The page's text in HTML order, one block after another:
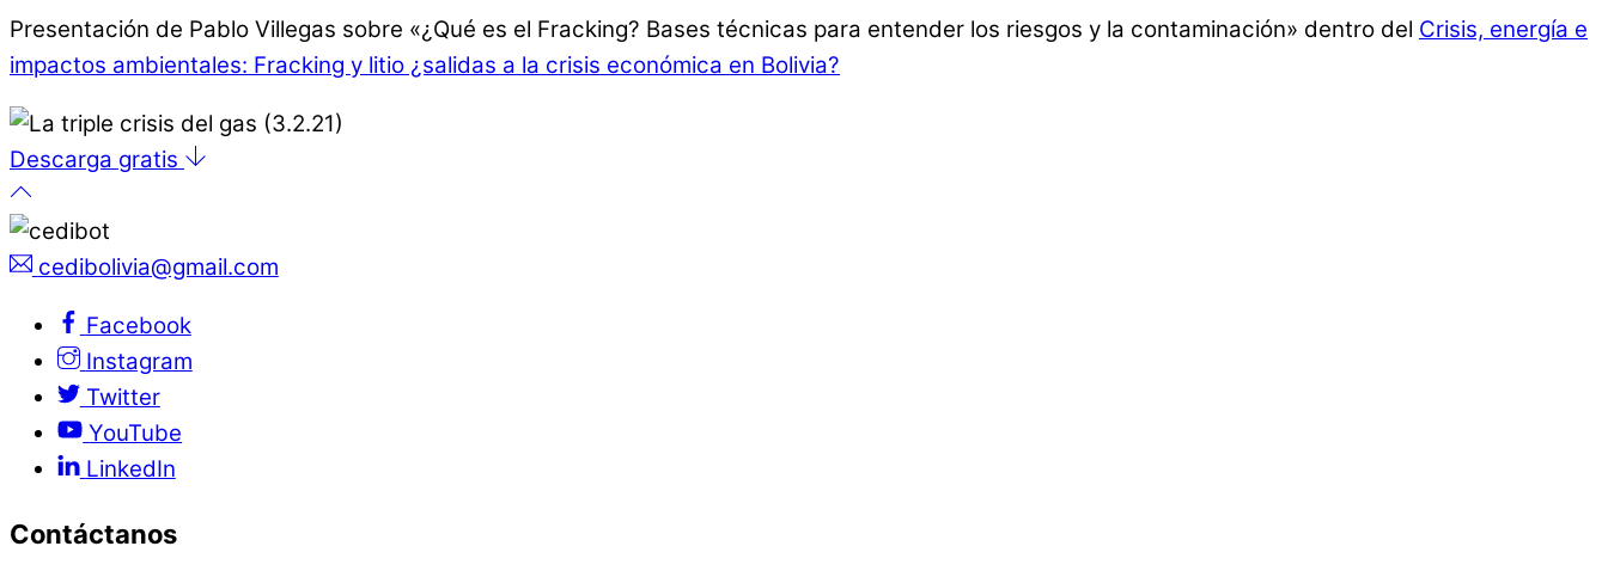
Presentación de Pablo Villegas sobre «¿Qué es el Fracking? Bases técnicas para entender los riesgos y la contaminación» dentro del Crisis, energía e
impactos ambientales: Fracking y litio ¿salidas a la crisis económica en Bolivia?
Descarga gratis
cedibolivia@gmail.com
Facebook
Instagram
Twitter
YouTube
LinkedIn
Contáctanos